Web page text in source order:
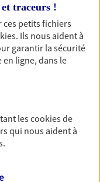
la Vie
en herbe
vie et vos
la Vie
et traceurs !
ces petits fichiers
. Ils nous aident à
garantir la sécurité
ligne, dans le
lescookiesde
qui nous aident à